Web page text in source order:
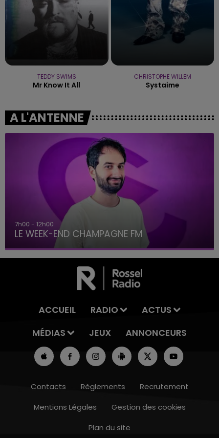
16h00 - 20h00
TEDDY SWIMS
Mr Know It All
CHRISTOPHE WILLEM
Systaime
A L'ANTENNE
7h00 - 12h00
LE WEEK-END CHAMPAGNE FM
ACCUEIL RADIO
ACTUS
MÉDIAS
JEUX ANNONCEURS
Contacts Règlements
Recrutement
Mentions Légales
Gestion des cookies
Plan du site